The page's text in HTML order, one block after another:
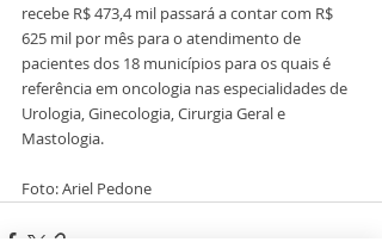
recebe R$ 473,4 mil passará a contar com R$
625 mil por mês para o atendimento de
pacientes dos 18 municípios para os quais é
referência em oncologia nas especialidades de
Urologia, Ginecologia, Cirurgia Geral e
Mastologia.
Foto: Ariel Pedone